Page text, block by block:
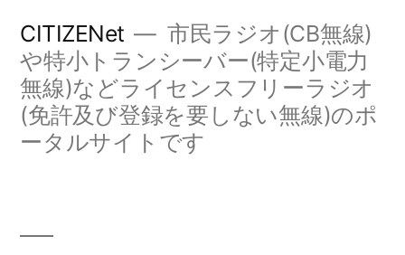
CITIZENet
市民ラジオ(CB無線)
や特小トランシーバー(特定小電力
無線)などライセンスフリーラジオ
(免許及び登録を要しない無線)のポ
ータルサイトです